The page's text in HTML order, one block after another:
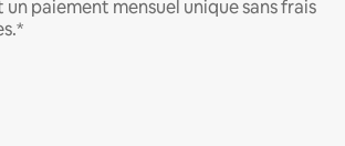
paiement mensuel unique sans frais